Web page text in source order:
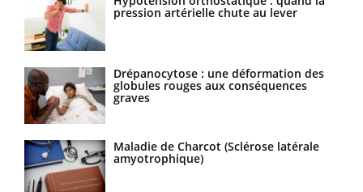
pression artérielle chute au lever
Drépanocytose : une déformation des
globules rouges aux conséquences
graves
Maladie de Charcot (Sclérose latérale
amyotrophique)